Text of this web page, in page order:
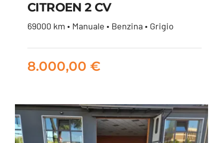
CITROEN 2 CV
8.000,00
CITROEN 2 CV
69000 km • Manuale • Benzina • Grigio
8.000,00 €